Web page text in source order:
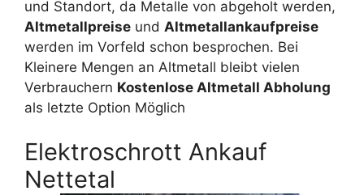
und Standort, da Metalle von abgeholt werden,
Altmetallpreise und Altmetallankaufpreise
werden im Vorfeld schon besprochen. Bei
Kleinere Mengen an Altmetall bleibt vielen
Verbrauchern Kostenlose Altmetall Abholung
als letzte Option Möglich
Elektroschrott Ankauf
Nettetal